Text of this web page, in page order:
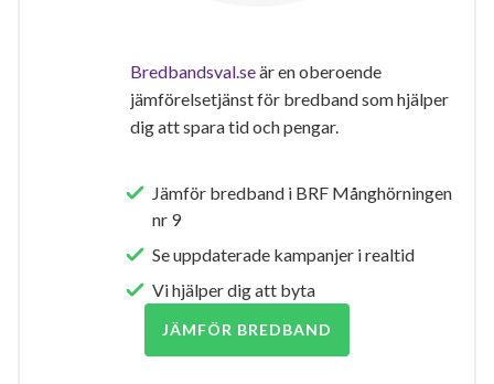
Bredbandsval.seär en oberoende
jämförelsetjänst för bredband som hjälper
dig att spara tid och pengar.
Jämför bredband i BRF Månghörningen
nr 9
Se uppdaterade kampanjer i realtid
Vi hjälper dig att byta
JÄMFÖR BREDBAND